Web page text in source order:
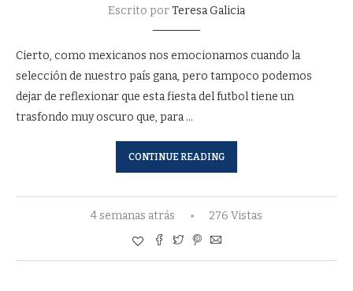
Escrito porTeresa Galicia
Cierto, como mexicanos nos emocionamos cuando la
selección de nuestro país gana, pero tampoco podemos
dejar de reflexionar que esta fiesta del futbol tiene un
trasfondo muy oscuro que, para …
CONTINUE READING
4 semanas atrás 276 Vistas